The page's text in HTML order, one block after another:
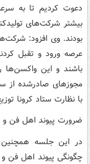
دعوت کردیم تا به
بیشتر شرکت‌های
بودند. وی افزود:
عرصه ورود و تقبل
باشند و این واکسن‌ها
مجوزهای صادرشده از
با نظارت ستاد کرونا
ضرورت پیوند اهل فن
در این جلسه
چگونگی پیوند اهل فن